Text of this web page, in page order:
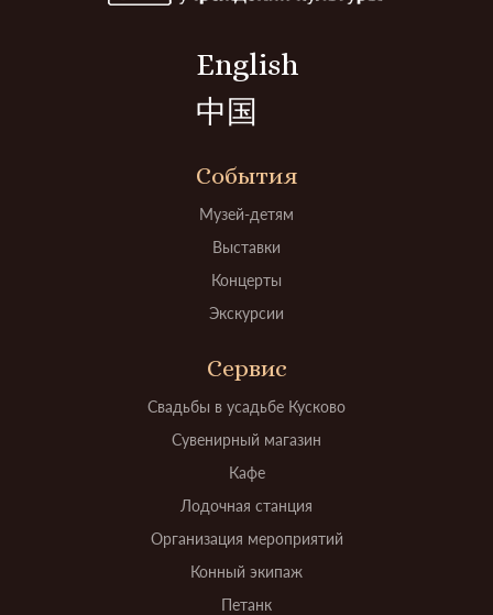
English
中国
События
Музей-детям
Выставки
Концерты
Экскурсии
Сервис
Свадьбы в усадьбе Кусково
Сувенирный магазин
Кафе
Лодочная станция
Организация мероприятий
Конный экипаж
Петанк